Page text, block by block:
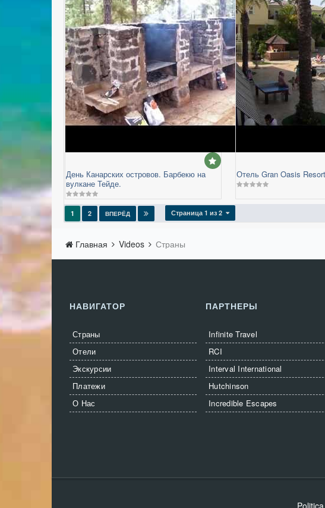
День Канарских островов. Барбекю на
вулкане Тейде.
Отель Gran Oasis
1 2 ВПЕРЁД Страница 1 из 2
Главная Videos Страны
НАВИГАТОР
Страны
Отели
Экскурсии
Платежи
О Нас
ПАРТНЕРЫ
Infinite Travel
RCI
Interval International
Hutchinson
Incredible Escapes